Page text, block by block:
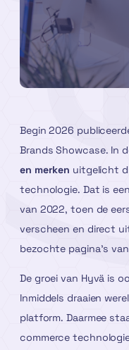
Begin 2026
Brands Showcase. In
en merken uitgelicht
technologie. Dat is
van 2022, toen de
verscheen en direct
bezochte pagina’s
De groei van Hyvä is
Inmiddels draaien
platform. Daarmee
commerce